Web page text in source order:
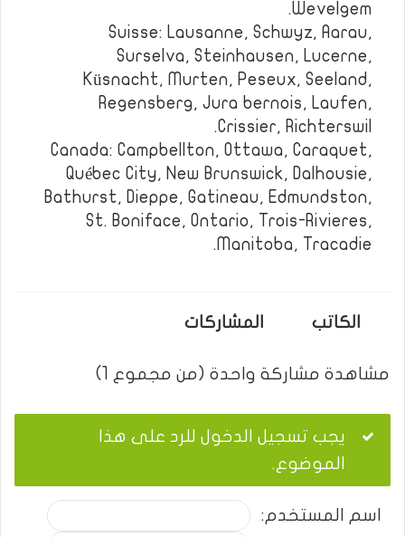
Wevelgem.
Suisse: Lausanne, Schwyz, Aarau,
Surselva, Steinhausen, Lucerne,
Küsnacht, Murten, Peseux, Seeland,
Regensberg, Jura bernois, Laufen,
Crissier, Richterswil.
Canada: Campbellton, Ottawa, Caraquet,
Québec City, New Brunswick, Dalhousie,
Bathurst, Dieppe, Gatineau, Edmundston,
St. Boniface, Ontario, Trois-Rivieres,
Manitoba, Tracadie.
الكاتب المشاركات
مشاهدة مشاركة واحدة (من مجموع 1)
يجب تسجيل الدخول للرد على هذا
الموضوع.
اسم المستخدم: